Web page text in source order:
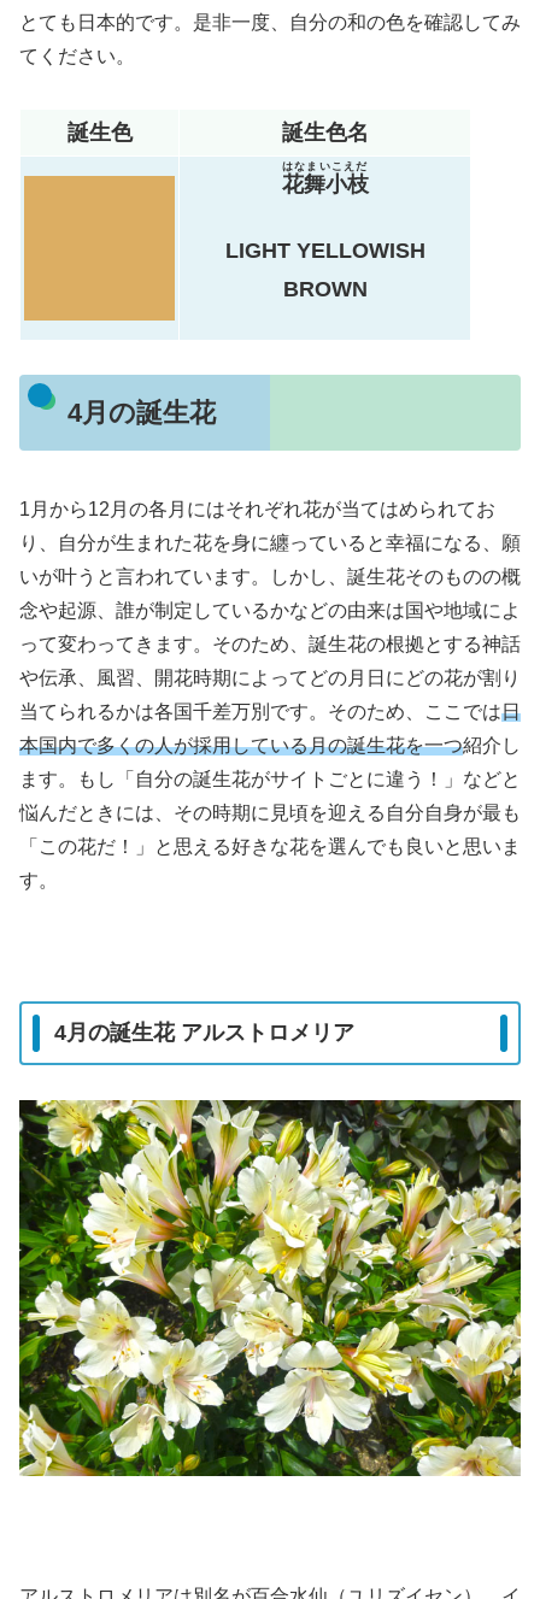
とても日本的です。是非一度、自分の和の色を確認してみ
てください。
誕生色 誕生色名
花舞小枝
はなまいこえだ
LIGHT YELLOWISH
BROWN
4月の誕生花
1月から12月の各月にはそれぞれ花が当てはめられてお
り、自分が生まれた花を身に纏っていると幸福になる、願
いが叶うと言われています。しかし、誕生花そのものの概
念や起源、誰が制定しているかなどの由来は国や地域によ
って変わってきます。そのため、誕生花の根拠とする神話
や伝承、風習、開花時期によってどの月日にどの花が割り
当てられるかは各国千差万別です。そのため、ここでは日
本国内で多くの人が採用している月の誕生花を一つ紹介し
ます。もし「自分の誕生花がサイトごとに違う！」などと
悩んだときには、その時期に見頃を迎える自分自身が最も
「この花だ！」と思える好きな花を選んでも良いと思いま
す。
4月の誕生花 アルストロメリア